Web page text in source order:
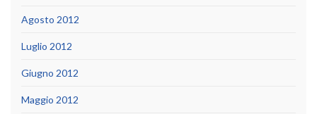
Agosto 2012
Luglio 2012
Giugno 2012
Maggio 2012